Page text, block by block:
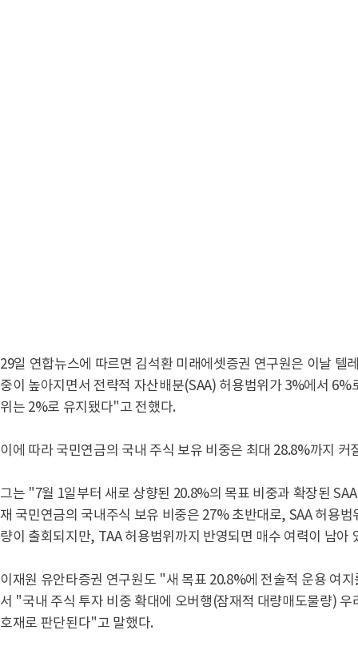
29일 연합뉴스에 따르면 김석환 미래에셋증권 연구원은 이날 텔
중이 높아지면서 전략적 자산배분(SAA) 허용범위가 3%에서
위는 2%로 유지됐다"고 전했다.
이에 따라 국민연금의 국내 주식 보유 비중은 최대 28.8%까지 커
그는 "7월 1일부터 새로 상향된 20.8%의 목표 비중과 확장된
재 국민연금의 국내주식 보유 비중은 27% 초반대로, SAA 허용
량이 출회되지만, TAA 허용범위까지 반영되면 매수 여력이 남아
이재원 유안타증권 연구원도 "새 목표 20.8%에 전술적 운용 여
서 "국내 주식 투자 비중 확대에 오버행(잠재적 대량매도물량)
호재로 판단된다"고 말했다.